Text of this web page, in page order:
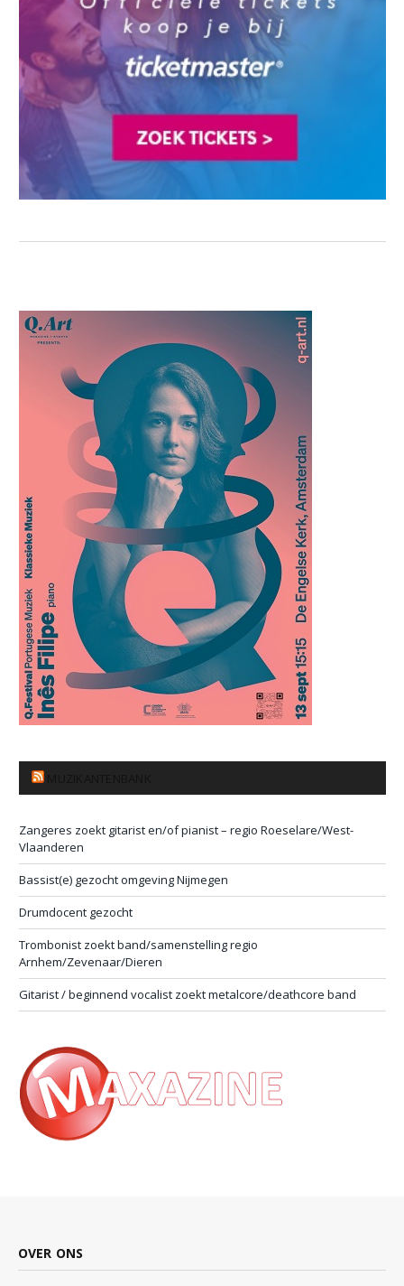
Zangeres zoekt gitarist en/of pianist – regio Roeselare/West-
Vlaanderen
Bassist(e) gezocht omgeving Nijmegen
Drumdocent gezocht
Trombonist zoekt band/samenstelling regio
Arnhem/Zevenaar/Dieren
Gitarist / beginnend vocalist zoekt metalcore/deathcore band
OVER ONS